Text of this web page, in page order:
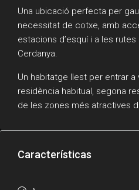
Una ubicació perfecta per
necessitat de cotxe, amb
estacions d’esquí i a les
Cerdanya.
Un habitatge llest per entrar a
residència habitual, segona
de les zones més atractives
Características